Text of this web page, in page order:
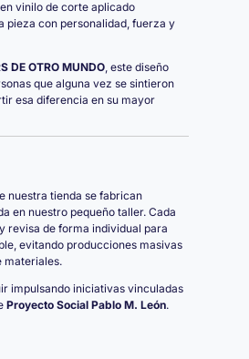
vinilo de corte aplicado
pieza con personalidad, fuerza y
DE OTRO MUNDO, este diseño
que alguna vez se sintieron
esa diferencia en su mayor
nuestra tienda se fabrican
en nuestro pequeño taller. Cada
revisa de forma individual para
evitando producciones masivas
materiales.
impulsando iniciativas vinculadas
Proyecto Social Pablo M. León.